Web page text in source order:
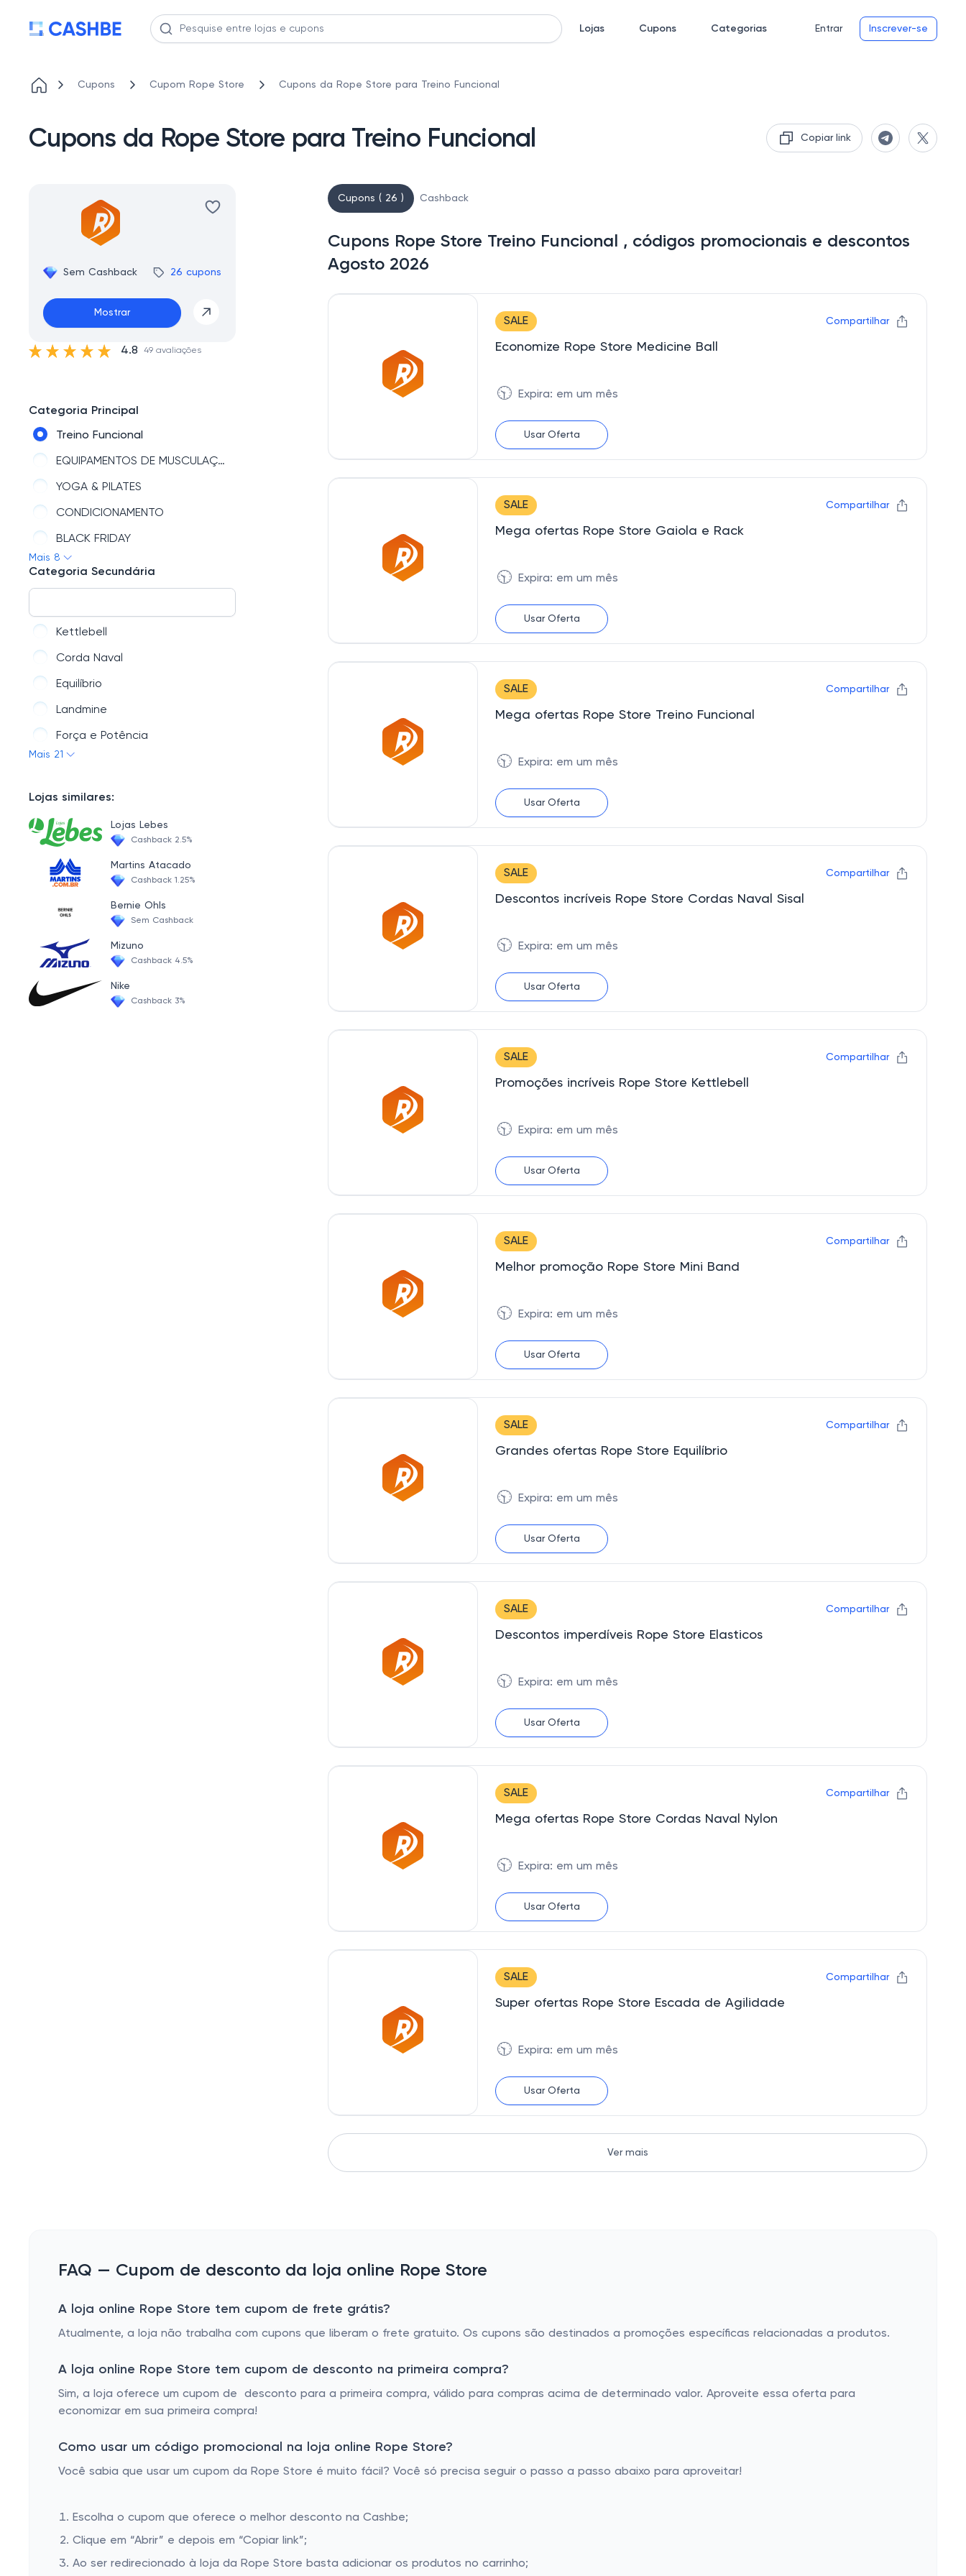
Lojas Cupons Categorias Entrar Inscrever-se
Cupons Cupom Rope Store Cupons da Rope Store para Treino Funcional
Cupons da Rope Store para Treino Funcional Copiar link
Sem Cashback 26 cupons
Mostrar
4.8 49 avaliações
Categoria Principal
Treino Funcional
EQUIPAMENTOS DE MUSCULAÇÃO
YOGA & PILATES
CONDICIONAMENTO
BLACK FRIDAY
Home Box
ERGÔMETROS
LINHA ARZUR
Mais 8
Categoria Secundária
Kettlebell
Corda Naval
Equilíbrio
Landmine
Força e Potência
Cinto de Tração
Toning Ball
Fita de Suspensão
Medicine Ball
Agilidade e Velocidade
Mini Cones / Chapéu Chinês
Mais 21
Lojas similares:
Lojas Lebes
Cashback 2.5%
Martins Atacado
Cashback 1.25%
Bernie Ohls
Sem Cashback
Mizuno
Cashback 4.5%
Nike
Cashback 3%
Cupons ( 26 ) Cashback
Cupons Rope Store Treino Funcional , códigos promocionais e descontos
Agosto 2026
SALE Compartilhar
Economize Rope Store Medicine Ball
🕥 Expira: em um mês
Usar Oferta
SALE Compartilhar
Mega ofertas Rope Store Gaiola e Rack
🕥 Expira: em um mês
Usar Oferta
SALE Compartilhar
Mega ofertas Rope Store Treino Funcional
🕥 Expira: em um mês
Usar Oferta
SALE Compartilhar
Descontos incríveis Rope Store Cordas Naval Sisal
🕥 Expira: em um mês
Usar Oferta
SALE Compartilhar
Promoções incríveis Rope Store Kettlebell
🕥 Expira: em um mês
Usar Oferta
SALE Compartilhar
Melhor promoção Rope Store Mini Band
🕥 Expira: em um mês
Usar Oferta
SALE Compartilhar
Grandes ofertas Rope Store Equilíbrio
🕥 Expira: em um mês
Usar Oferta
SALE Compartilhar
Descontos imperdíveis Rope Store Elasticos
🕥 Expira: em um mês
Usar Oferta
SALE Compartilhar
Mega ofertas Rope Store Cordas Naval Nylon
🕥 Expira: em um mês
Usar Oferta
SALE Compartilhar
Super ofertas Rope Store Escada de Agilidade
🕥 Expira: em um mês
Usar Oferta
Ver mais
FAQ — Cupom de desconto da loja online Rope Store
A loja online Rope Store tem cupom de frete grátis?
Atualmente, a loja não trabalha com cupons que liberam o frete gratuito. Os cupons são destinados a promoções específicas relacionadas a produtos.
A loja online Rope Store tem cupom de desconto na primeira compra?
Sim, a loja oferece um cupom de desconto para a primeira compra, válido para compras acima de determinado valor. Aproveite essa oferta para
economizar em sua primeira compra!
Como usar um código promocional na loja online Rope Store?
Você sabia que usar um cupom da Rope Store é muito fácil? Você só precisa seguir o passo a passo abaixo para aproveitar!
Escolha o cupom que oferece o melhor desconto na Cashbe;
Clique em “Abrir” e depois em “Copiar link”;
Ao ser redirecionado à loja da Rope Store basta adicionar os produtos no carrinho;